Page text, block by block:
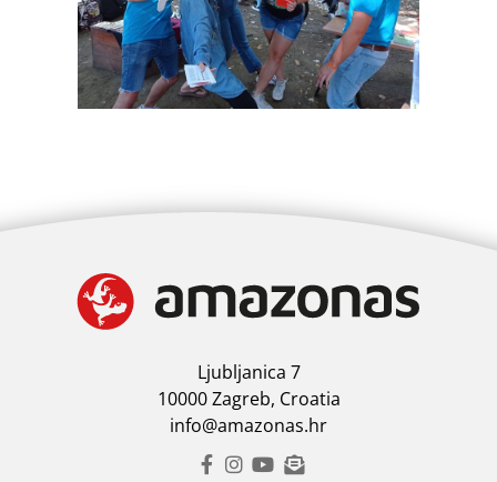
Ljubljanica 7
10000 Zagreb, Croatia
info@amazonas.hr